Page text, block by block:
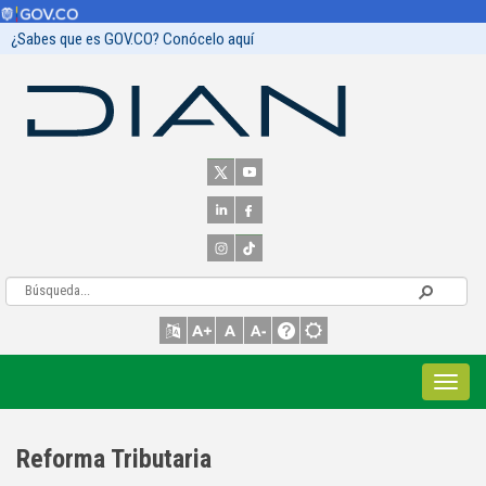
¿Sabes que es GOV.CO? Conócelo aquí
Reforma Tributaria